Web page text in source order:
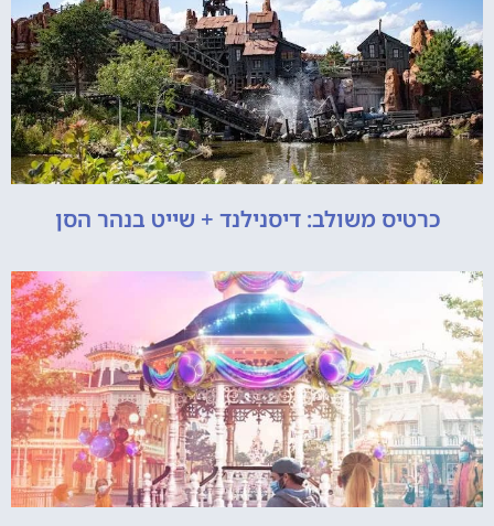
כרטיס משולב: דיסנילנד + שייט בנהר הסן